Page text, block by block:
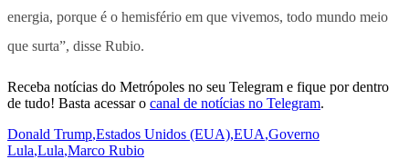
energia, porque é o hemisfério em que vivemos, todo mundo meio
que surta”, disse Rubio.
Receba notícias do Metrópoles no seu Telegram e fique por dentro
de tudo! Basta acessar o canal de notícias no Telegram.
Donald Trump,Estados Unidos (EUA),EUA,Governo
Lula,Lula,Marco Rubio